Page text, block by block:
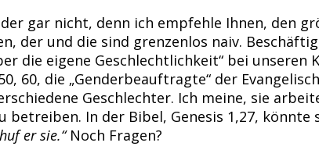
gar nicht, denn ich empfehle Ihnen, den
der und die sind grenzenlos naiv.
die eigene Geschlechtlichkeit“ bei
60, die „Genderbeauftragte“ der
Geschlechter. Ich meine, sie
betreiben. In der Bibel, Genesis 1,27, könnte
er sie.“Noch Fragen?